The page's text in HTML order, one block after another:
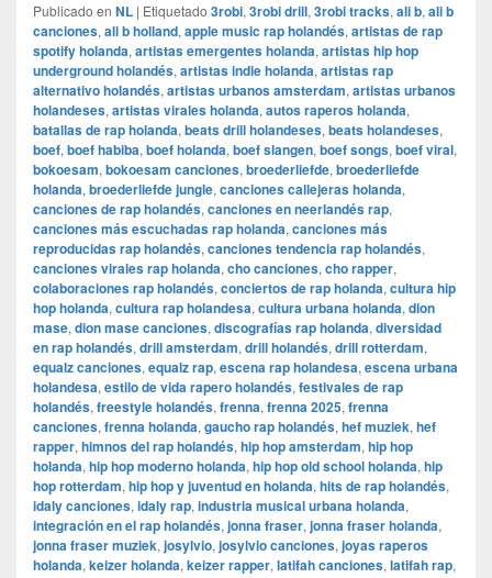
Publicado en NL | Etiquetado 3robi, 3robi drill, 3robi tracks, ali b, ali b
canciones, ali b holland, apple music rap holandés, artistas de rap
spotify holanda, artistas emergentes holanda, artistas hip hop
underground holandés, artistas indie holanda, artistas rap
alternativo holandés, artistas urbanos amsterdam, artistas urbanos
holandeses, artistas virales holanda, autos raperos holanda,
batallas de rap holanda, beats drill holandeses, beats holandeses,
boef, boef habiba, boef holanda, boef slangen, boef songs, boef viral,
bokoesam, bokoesam canciones, broederliefde, broederliefde
holanda, broederliefde jungle, canciones callejeras holanda,
canciones de rap holandés, canciones en neerlandés rap,
canciones más escuchadas rap holanda, canciones más
reproducidas rap holandés, canciones tendencia rap holandés,
canciones virales rap holanda, cho canciones, cho rapper,
colaboraciones rap holandés, conciertos de rap holanda, cultura hip
hop holanda, cultura rap holandesa, cultura urbana holanda, dion
mase, dion mase canciones, discografías rap holanda, diversidad
en rap holandés, drill amsterdam, drill holandés, drill rotterdam,
equalz canciones, equalz rap, escena rap holandesa, escena urbana
holandesa, estilo de vida rapero holandés, festivales de rap
holandés, freestyle holandés, frenna, frenna 2025, frenna
canciones, frenna holanda, gaucho rap holandés, hef muziek, hef
rapper, himnos del rap holandés, hip hop amsterdam, hip hop
holanda, hip hop moderno holanda, hip hop old school holanda, hip
hop rotterdam, hip hop y juventud en holanda, hits de rap holandés,
idaly canciones, idaly rap, industria musical urbana holanda,
integración en el rap holandés, jonna fraser, jonna fraser holanda,
jonna fraser muziek, josylvio, josylvio canciones, joyas raperos
holanda, keizer holanda, keizer rapper, latifah canciones, latifah rap,